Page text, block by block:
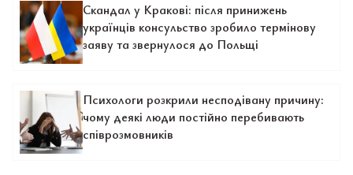
Скандал у Кракові: після принижень
українців консульство зробило термінову
заяву та звернулося до Польщі
Психологи розкрили несподівану причину:
чому деякі люди постійно перебивають
співрозмовників